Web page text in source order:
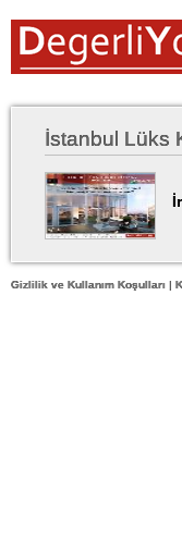
İstanbul Lüks
Gizlilik ve Kullanım Koşulları